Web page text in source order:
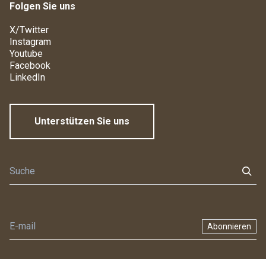
Folgen Sie uns
X/Twitter
Instagram
Youtube
Facebook
LinkedIn
Unterstützen Sie uns
Abonnieren